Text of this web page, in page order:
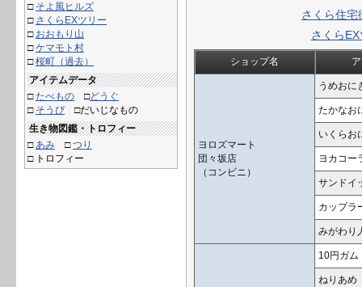
□ そよ風ヒルズ
□ さくらEXツリー
□ おおもり山
□ケマモト村
□桜町（過去）
アイテムデータ
□たべもの □どうぐ
□ そうび □だいじなもの
生き物図鑑・トロフィー
□あみ □つり
□ トロフィー
さくら住宅
さくら
ショップ名
ヨロズマート
団々坂店
（コンビニ）
うめおに
たかなお
いくらお
ヨカコー
サンドイ
カップラ
みがわり
10円ガム
ねりあめ